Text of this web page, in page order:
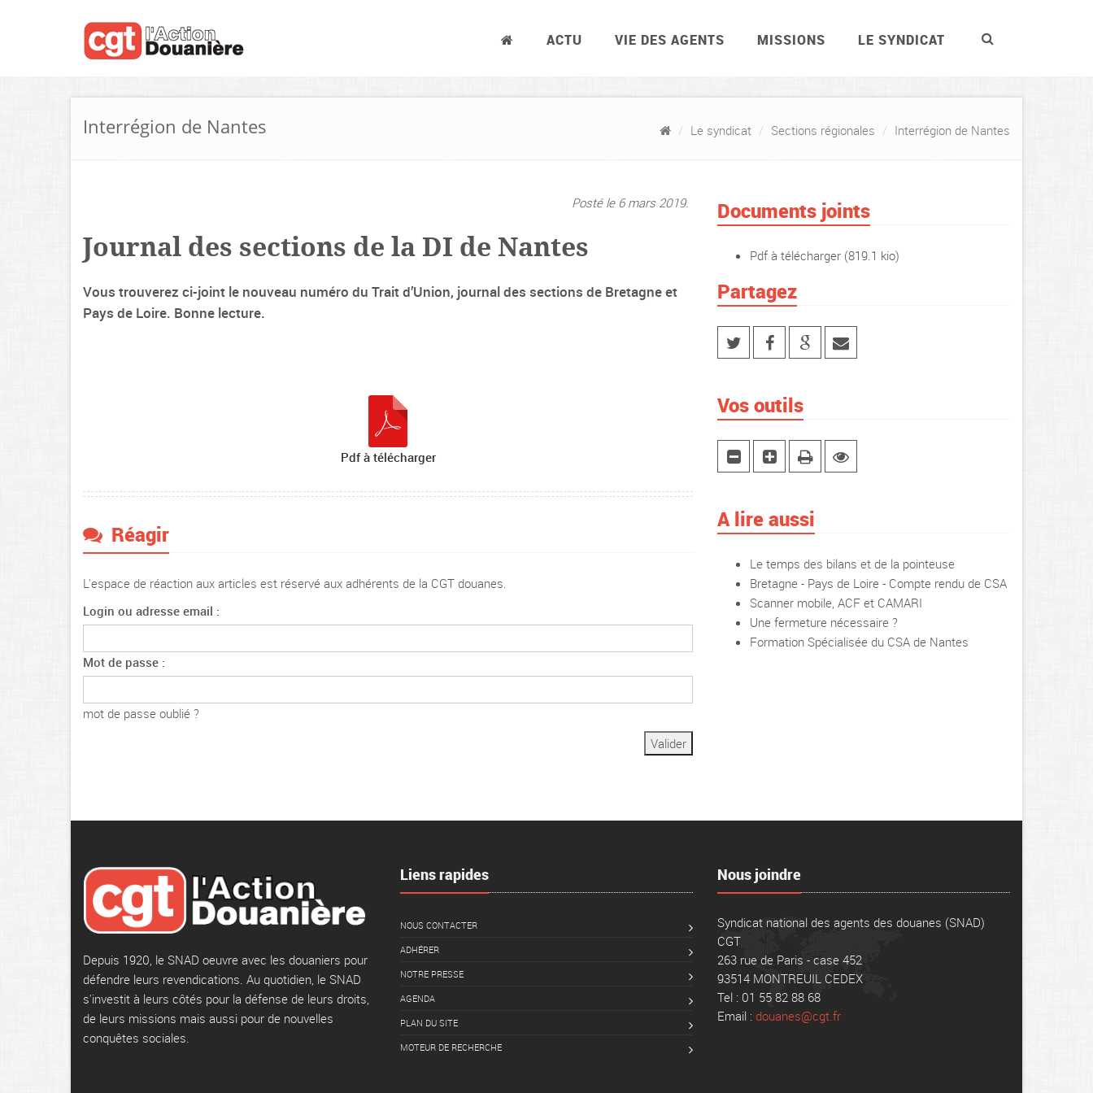
ACTU VIE DES AGENTS MISSIONS LE SYNDICAT
Interrégion de Nantes Le syndicat Sections régionales Interrégion de Nantes
Posté le 6 mars 2019.
Journal des sections de la DI de Nantes
Vous trouverez ci-joint le nouveau numéro du Trait d’Union, journal des sections de Bretagne et
Pays de Loire. Bonne lecture.
Pdf à télécharger
Réagir
L'espace de réaction aux articles est réservé aux adhérents de la CGT douanes.
Login ou adresse email :
Mot de passe :
mot de passe oublié ?
Documents joints
Pdf à télécharger (819.1 kio)
Partagez
Vos outils
A lire aussi
Le temps des bilans et de la pointeuse
Bretagne - Pays de Loire - Compte rendu de CSA
Scanner mobile, ACF et CAMARI
Une fermeture nécessaire ?
Formation Spécialisée du CSA de Nantes
Depuis 1920, le SNAD oeuvre avec les douaniers pour
défendre leurs revendications. Au quotidien, le SNAD
s'investit à leurs côtés pour la défense de leurs droits,
de leurs missions mais aussi pour de nouvelles
conquêtes sociales.
Liens rapides
NOUS CONTACTER
ADHÉRER
NOTRE PRESSE
AGENDA
PLAN DU SITE
MOTEUR DE RECHERCHE
Nous joindre
Syndicat national des agents des douanes (SNAD)
CGT
263 rue de Paris - case 452
93514 MONTREUIL CEDEX
Tel : 01 55 82 88 68
Email : douanes@cgt.fr